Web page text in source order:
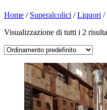
Home / Superalcolici /Liquori /
Visualizzazione di tutti i 2